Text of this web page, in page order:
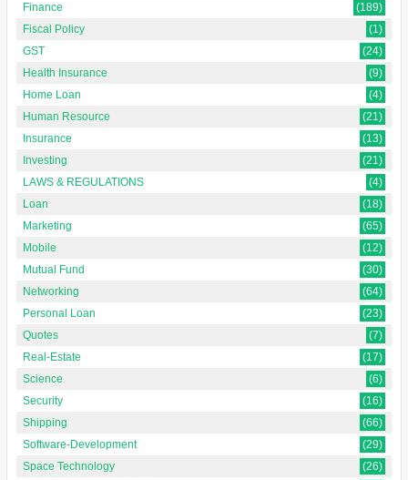
Finance
(189)
Fiscal Policy
(1)
GST
(24)
Health Insurance
(9)
Home Loan
(4)
Human Resource
(21)
Insurance
(13)
Investing
(21)
LAWS & REGULATIONS
(4)
Loan
(18)
Marketing
(65)
Mobile
(12)
Mutual Fund
(30)
Networking
(64)
Personal Loan
(23)
Quotes
(7)
Real-Estate
(17)
Science
(6)
Security
(16)
Shipping
(66)
Software-Development
(29)
Space Technology
(26)